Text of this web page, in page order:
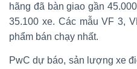
hãng đã bàn giao gần
35.100 xe. Các mẫu VF 3,
phẩm bán chạy nhất.
PwC dự báo, sản lượng xe